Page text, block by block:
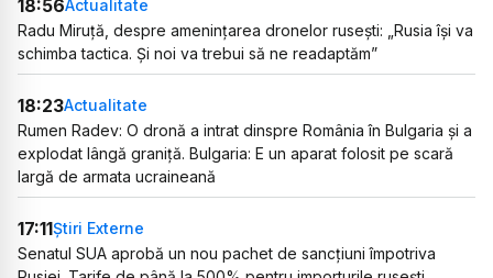
18:56Actualitate
Radu Miruță, despre amenințarea dronelor rusești: „Rusia își va
schimba tactica. Și noi va trebui să ne readaptăm”
18:23Actualitate
Rumen Radev: O dronă a intrat dinspre România în Bulgaria și a
explodat lângă graniță. Bulgaria: E un aparat folosit pe scară
largă de armata ucraineană
17:11Știri Externe
Senatul SUA aprobă un nou pachet de sancțiuni împotriva